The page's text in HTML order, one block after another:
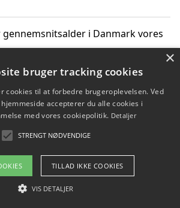
i Danmark vores
om CO2-udledning påvirker vores
Blog Betingelser
×
bruger tracking cookies
cookies til at forbedre brugeroplevelsen. Ved
accepterer du alle cookies i
med vores cookiepolitik. Detaljer
STRENGT NØDVENDIGE
TILLAD IKKE COOKIES
VIS DETALJER